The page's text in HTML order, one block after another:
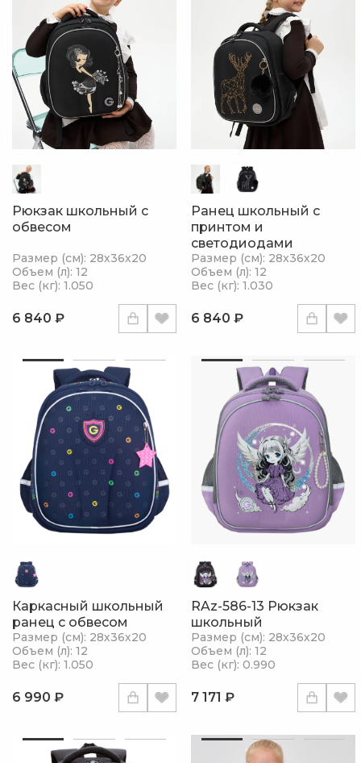
Рюкзак школьный с
обвесом
Размер (см): 28х36х20
Объем (л): 12
Вес (кг): 1.050
6 840 ₽
Ранец школьный с
принтом и
светодиодами
Размер (см): 28х36х20
Объем (л): 12
Вес (кг): 1.030
6 840 ₽
Каркасный школьный
ранец с обвесом
Размер (см): 28х36х20
Объем (л): 12
Вес (кг): 1.050
6 990 ₽
RAz-586-13 Рюкзак
школьный
Размер (см): 28х36х20
Объем (л): 12
Вес (кг): 0.990
7 171 ₽